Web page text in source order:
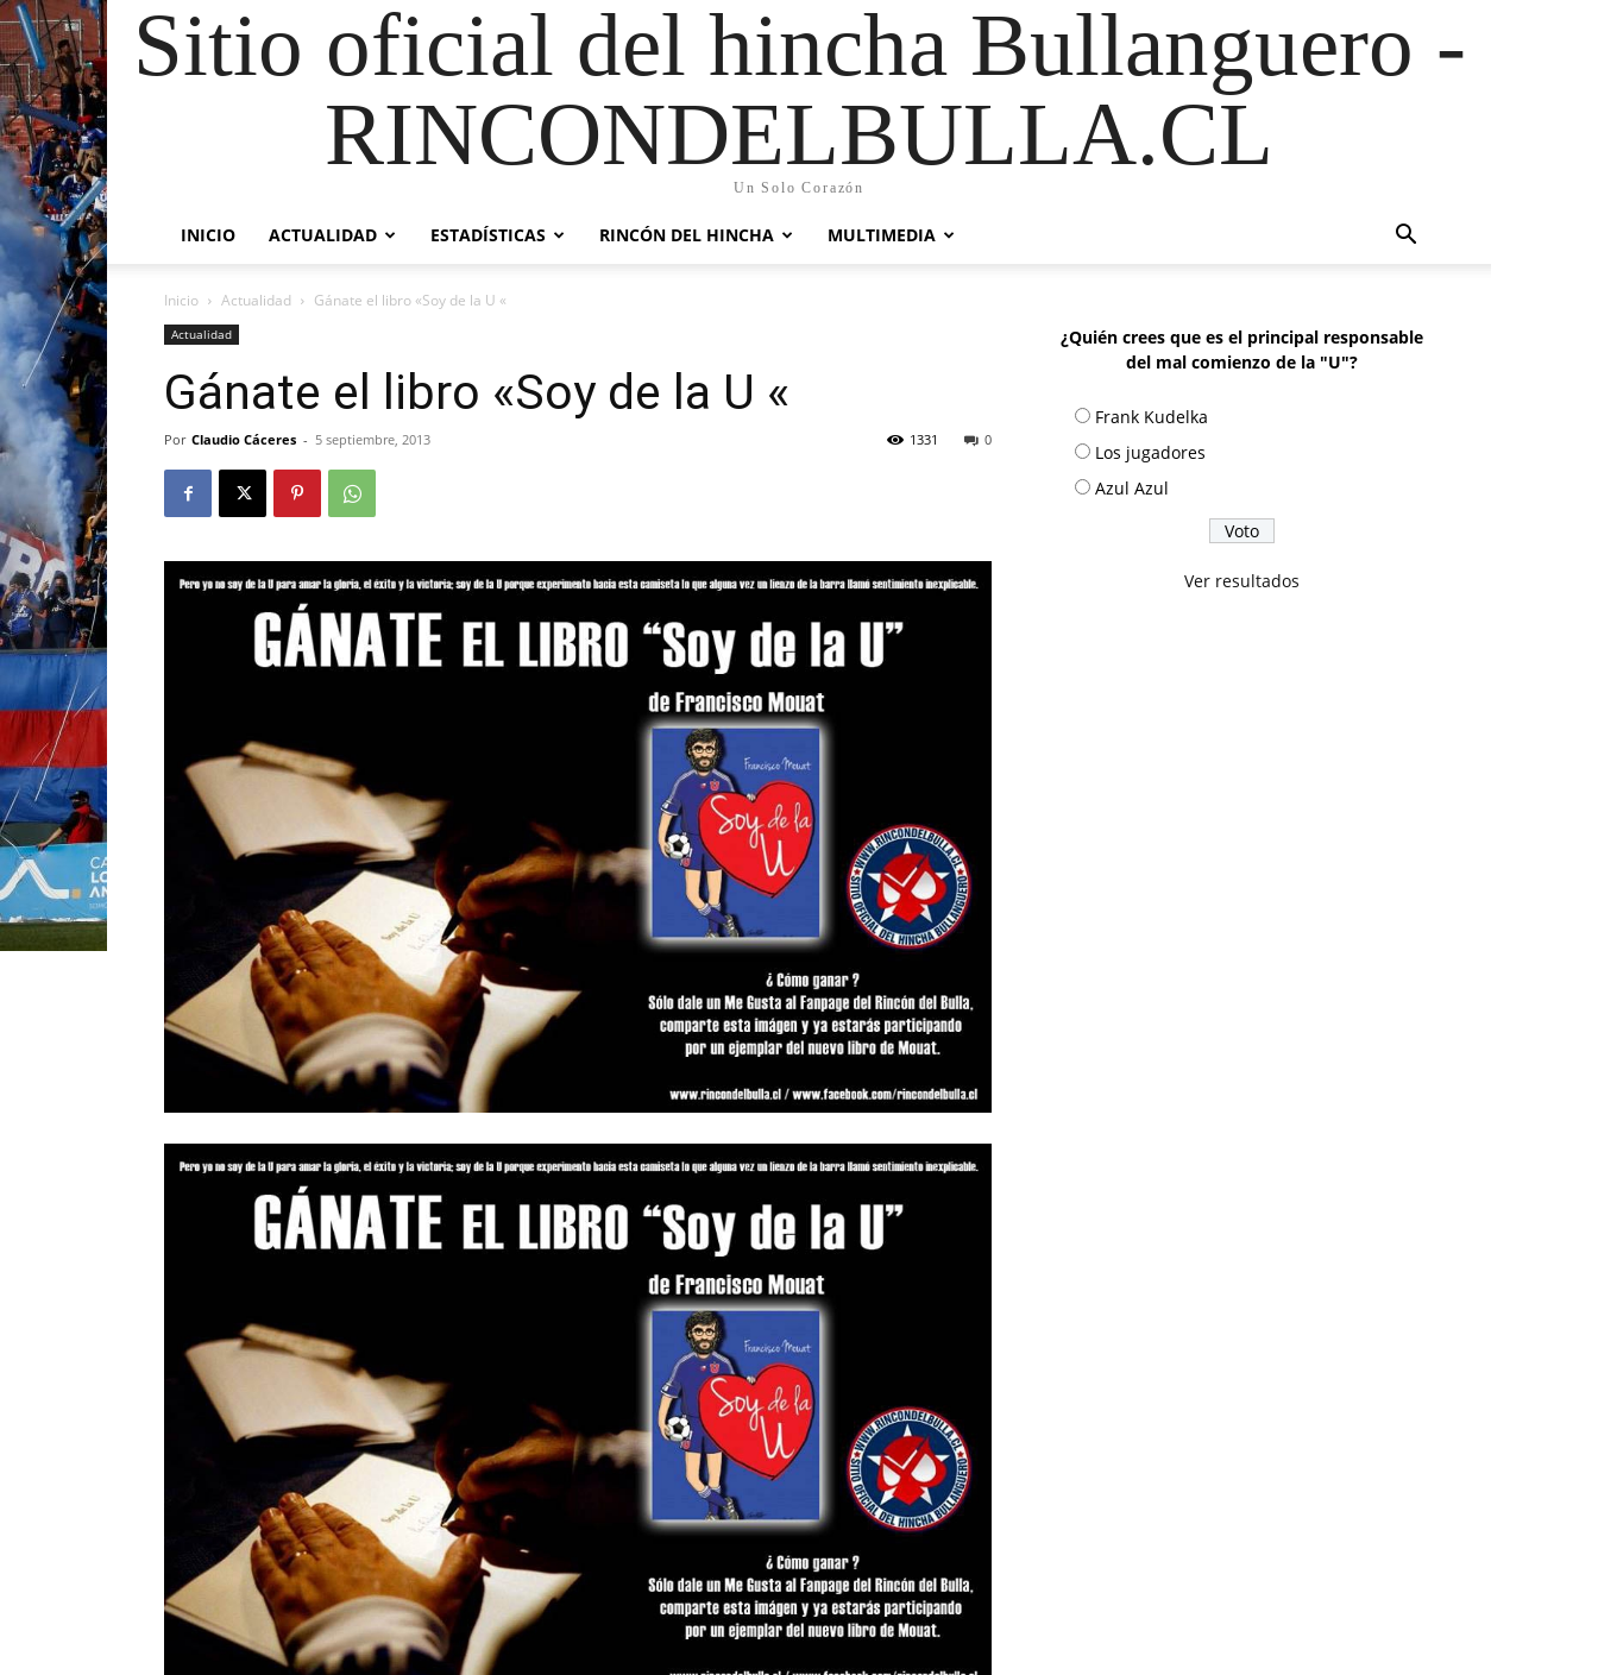
Sitio oficial del hincha Bullanguero -
RINCONDELBULLA.CL
Un Solo Corazón
INICIO ACTUALIDAD ESTADÍSTICAS RINCÓN DEL HINCHA MULTIMEDIA
Inicio Actualidad Gánate el libro «Soy de la U «
Actualidad
Gánate el libro «Soy de la U «
Por Claudio Cáceres - 5 septiembre, 2013 0
1331
¿Quién crees que es el principal responsable
del mal comienzo de la "U"?
Frank Kudelka
Los jugadores
Azul Azul
Ver resultados